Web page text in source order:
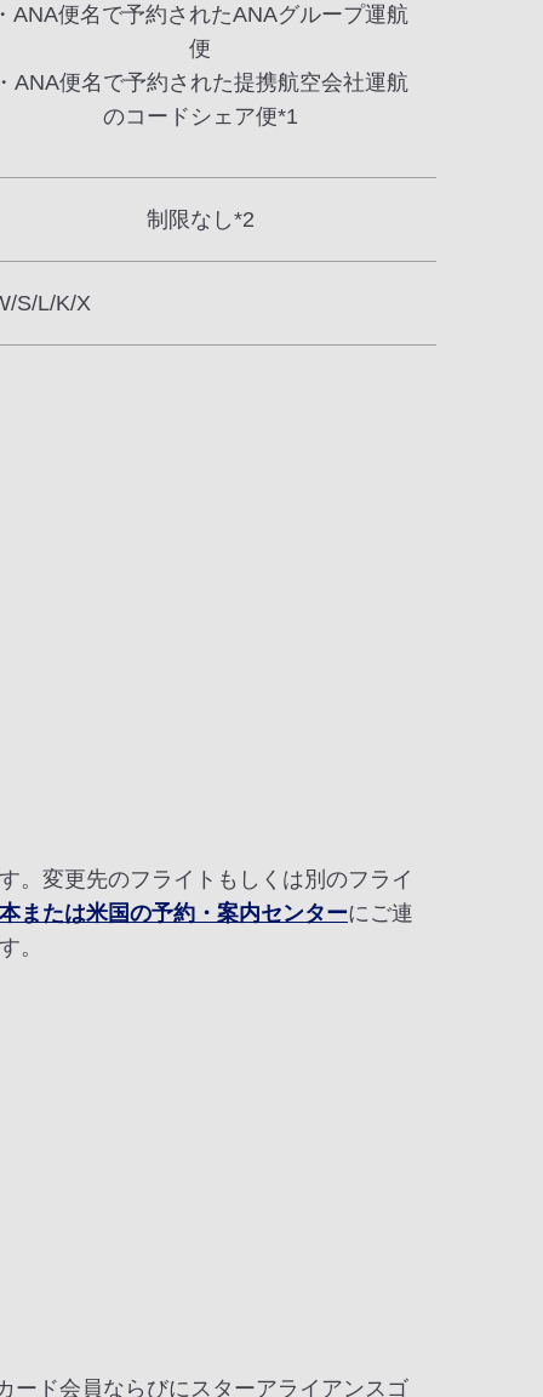
ANA便名で予約されたANAグループ運航
便
ANA便名で予約された提携航空会社運航
のコードシェア便*1
制限なし*2
S/L/K/X
。変更先のフライトもしくは別のフライ
または米国の予約・案内センターにご連
。
ード会員ならびにスターアライアンスゴ